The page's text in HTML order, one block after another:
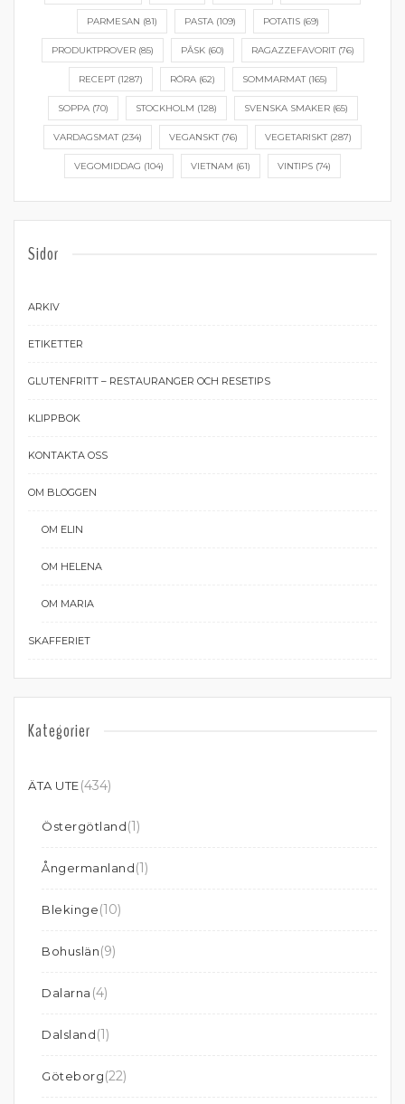
PARMESAN (81) PASTA(109) POTATIS(69)
PRODUKTPROVER(85) PÅSK(60) RAGAZZEFAVORIT(76)
RECEPT(1287) RÖRA(62) SOMMARMAT(165)
SOPPA(70) STOCKHOLM (128) SVENSKA SMAKER(65)
VARDAGSMAT(234) VEGANSKT(76) VEGETARISKT(287)
VEGOMIDDAG (104) VIETNAM (61) VINTIPS (74)
Sidor
ARKIV
ETIKETTER
GLUTENFRITT – RESTAURANGER OCH RESETIPS
KLIPPBOK
KONTAKTA OSS
OM BLOGGEN
OM ELIN
OM HELENA
OM MARIA
SKAFFERIET
Kategorier
ÄTA UTE(434)
Östergötland(1)
Ångermanland(1)
Blekinge(10)
Bohuslän(9)
Dalarna (4)
Dalsland(1)
Göteborg(22)